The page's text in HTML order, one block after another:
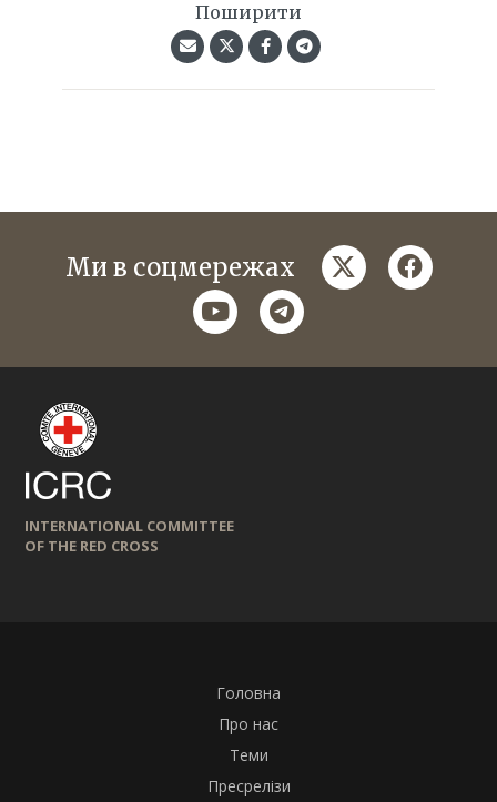
Поширити
Ми в соцмережах twitter
youtubetelegram
INTERNATIONAL COMMITTEE
OF THE RED CROSS
Головна
Про нас
Теми
Пресрелізи